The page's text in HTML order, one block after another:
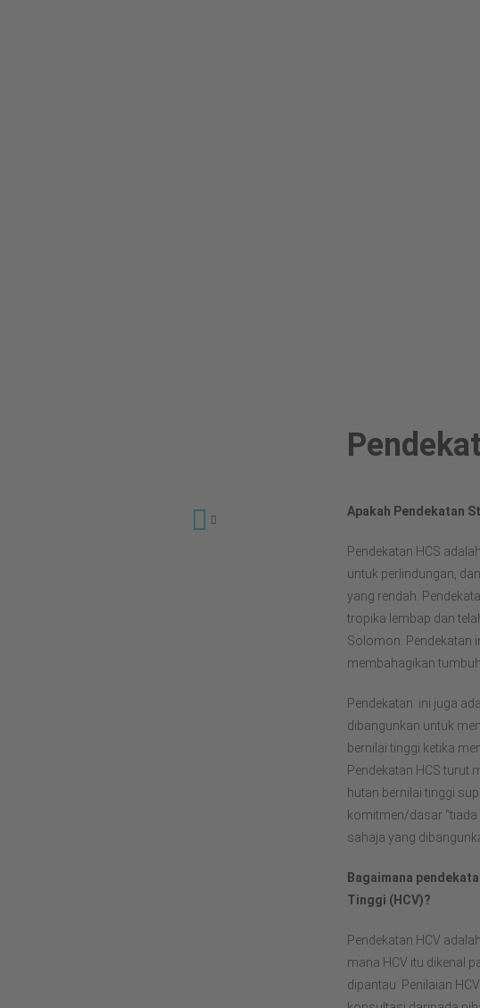
Apakah Pendekatan
Pendekatan HCS
untuk perlindungan,
yang rendah.
tropika lembap dan
Solomon. Pendekatan
membahagikan
Pendekatan ini juga
dibangunkan untuk
bernilai tinggi ketika
Pendekatan HCS turut
hutan bernilai tinggi
komitmen/dasar “tiada
sahaja yang
Bagaimana
Tinggi (HCV)?
Pendekatan HCV
mana HCV itu dikenal
dipantau. Penilaian